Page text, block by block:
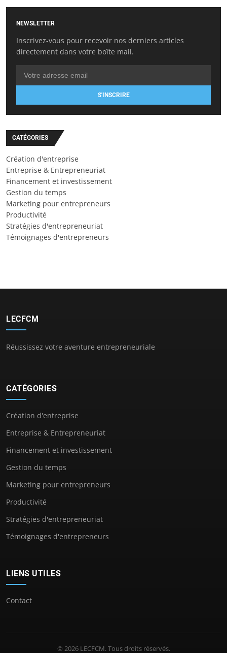
NEWSLETTER
Inscrivez-vous pour recevoir nos derniers articles
directement dans votre boîte mail.
S'INSCRIRE
CATÉGORIES
Création d'entreprise
Entreprise & Entrepreneuriat
Financement et investissement
Gestion du temps
Marketing pour entrepreneurs
Productivité
Stratégies d'entrepreneuriat
Témoignages d'entrepreneurs
LECFCM
Réussissez votre aventure entrepreneuriale
CATÉGORIES
Création d'entreprise
Entreprise & Entrepreneuriat
Financement et investissement
Gestion du temps
Marketing pour entrepreneurs
Productivité
Stratégies d'entrepreneuriat
Témoignages d'entrepreneurs
LIENS UTILES
Contact
© 2026 LECFCM. Tous droits réservés.